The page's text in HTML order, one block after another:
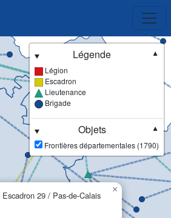
29 / Pas-de-Calais
×
Légende
▼
Légion
Escadron
Lieutenance
Brigade
Objets
▼
Frontières départementales (1790)